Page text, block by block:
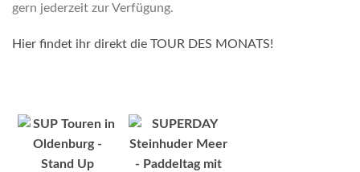
gern jederzeit zur Verfügung.
Hier findet ihr direkt die TOUR DES MONATS!